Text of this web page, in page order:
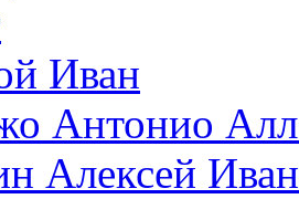
Иван
Антонио
Алексей